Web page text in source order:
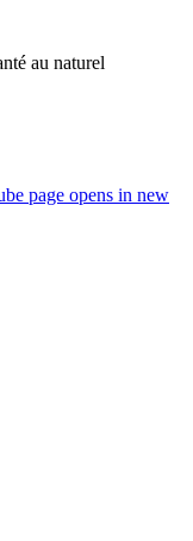
au naturel
page opens in new